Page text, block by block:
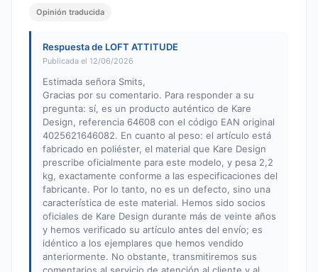
Opinión traducida
Respuesta de LOFT ATTITUDE
Publicada el 12/06/2026
Estimada señora Smits,
Gracias por su comentario. Para responder a su
pregunta: sí, es un producto auténtico de Kare
Design, referencia 64608 con el código EAN original
4025621646082. En cuanto al peso: el artículo está
fabricado en poliéster, el material que Kare Design
prescribe oficialmente para este modelo, y pesa 2,2
kg, exactamente conforme a las especificaciones del
fabricante. Por lo tanto, no es un defecto, sino una
característica de este material. Hemos sido socios
oficiales de Kare Design durante más de veinte años
y hemos verificado su artículo antes del envío; es
idéntico a los ejemplares que hemos vendido
anteriormente. No obstante, transmitiremos sus